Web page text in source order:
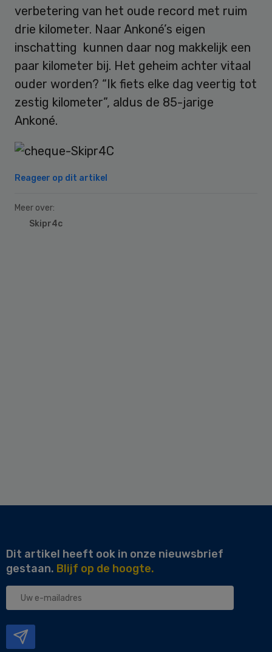
verbetering van het oude record met ruim
drie kilometer. Naar Ankoné’s eigen
inschatting kunnen daar nog makkelijk een
paar kilometer bij. Het geheim achter vitaal
ouder worden? “Ik fiets elke dag veertig tot
zestig kilometer”, aldus de 85-jarige
Ankoné.
Reageer op dit artikel
Meer over:
Skipr4c
Dit artikel heeft ook in onze nieuwsbrief
gestaan. Blijf op de hoogte.
Uw